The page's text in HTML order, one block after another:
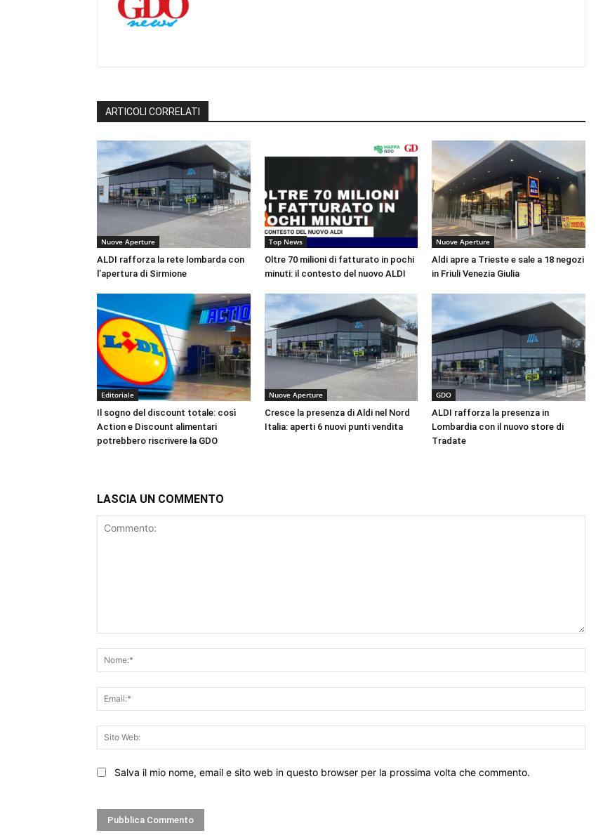
ARTICOLI CORRELATI
Nuove Aperture
ALDI rafforza la rete lombarda con
l’apertura di Sirmione
Top News
Oltre 70 milioni di fatturato in pochi
minuti: il contesto del nuovo ALDI
Nuove Aperture
Aldi apre a Trieste e sale a 18 negozi
in Friuli Venezia Giulia
Editoriale
Il sogno del discount totale: così
Action e Discount alimentari
potrebbero riscrivere la GDO
Nuove Aperture
Cresce la presenza di Aldi nel Nord
Italia: aperti 6 nuovi punti vendita
GDO
ALDI rafforza la presenza in
Lombardia con il nuovo store di
Tradate
LASCIA UN COMMENTO
Web:
Salva il mio nome, email e sito web in questo browser per la prossima volta che commento.